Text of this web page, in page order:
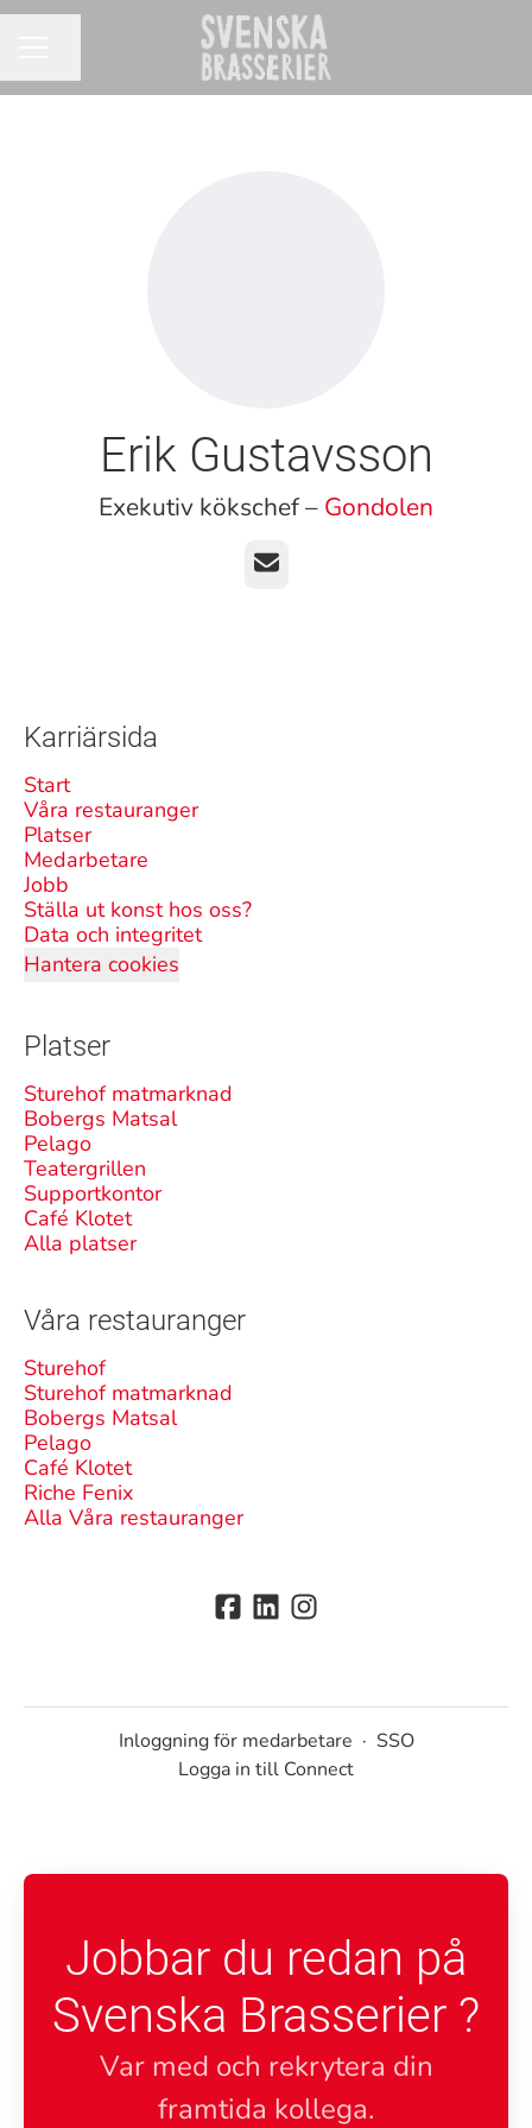
Erik Gustavsson
Exekutiv kökschef – Gondolen
E-post
Karriärsida
Start
Våra restauranger
Platser
Medarbetare
Jobb
Ställa ut konst hos oss?
Data och integritet
Hantera cookies
Platser
Sturehof matmarknad
Bobergs Matsal
Pelago
Teatergrillen
Supportkontor
Café Klotet
Alla platser
Våra restauranger
Sturehof
Sturehof matmarknad
Bobergs Matsal
Pelago
Café Klotet
Riche Fenix
Alla Våra restauranger
Inloggning för medarbetare · SSO
Logga in till Connect
Jobbar du redan på
Svenska Brasserier ?
Var med och rekrytera din
framtida kollega.